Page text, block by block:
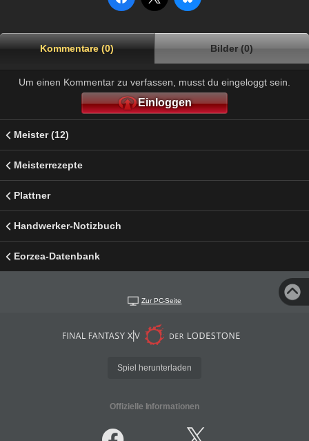
Kommentare (0) Bilder (0)
Um einen Kommentar zu verfassen, musst du eingeloggt sein.
Einloggen
Meister (12)
Meisterrezepte
Plattner
Handwerker-Notizbuch
Eorzea-Datenbank
Zur PC-Seite
Spiel herunterladen
Offizielle Informationen